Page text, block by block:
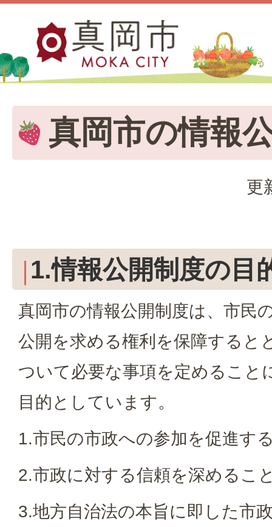
真岡市の情報
更
1.情報公開制度の目
真岡市の情報公開制度は、市民
公開を求める権利を保障すると
ついて必要な事項を定めること
目的としています。
1.市民の市政への参加を促進す
2.市政に対する信頼を深めるこ
3.地方自治法の本旨に即した市